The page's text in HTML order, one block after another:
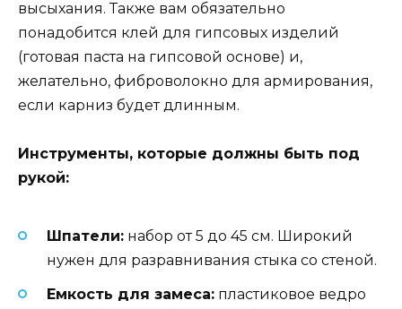
высыхания. Также вам обязательно
понадобится клей для гипсовых изделий
(готовая паста на гипсовой основе) и,
желательно, фиброволокно для армирования,
если карниз будет длинным.
Инструменты, которые должны быть под
рукой:
Шпатели: набор от 5 до 45 см. Широкий
нужен для разравнивания стыка со стеной.
Емкость для замеса: пластиковое ведро